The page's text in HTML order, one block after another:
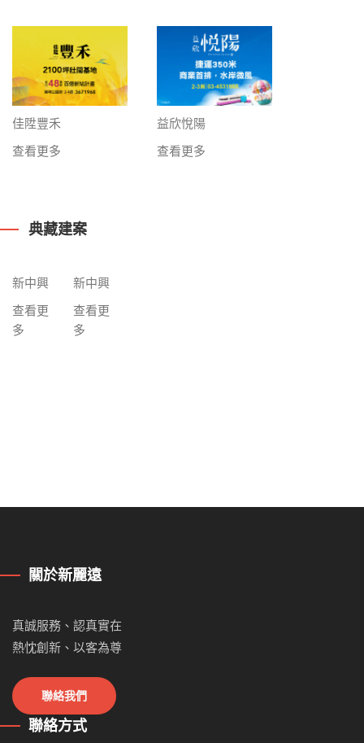
佳陞豐禾
查看更多
益欣悅陽
查看更多
典藏建案
新中興
查看更
多
新中興
查看更
多
關於新麗遠
真誠服務、認真實在
熱忱創新、以客為尊
聯絡我們
聯絡方式